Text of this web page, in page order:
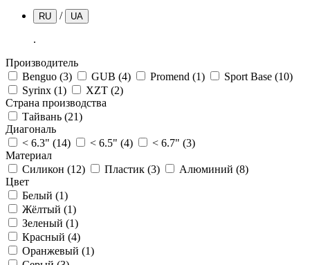
RU / UA
.
Производитель
Benguo (3) GUB (4) Promend (1) Sport Base (10)
Syrinx (1) XZT (2)
Страна производства
Тайвань (21)
Диагональ
< 6.3" (14) < 6.5" (4) < 6.7" (3)
Материал
Силикон (12) Пластик (3) Алюминий (8)
Цвет
Белый (1)
Жёлтый (1)
Зеленый (1)
Красный (4)
Оранжевый (1)